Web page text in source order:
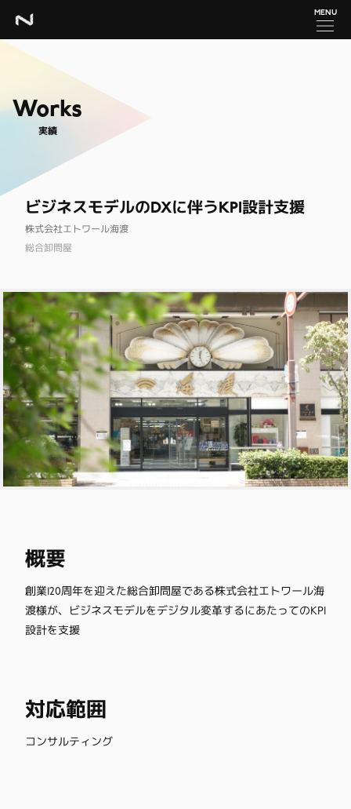
MENU
Works
実績
ビジネスモデルのDXに伴うKPI設計支援
株式会社エトワール海渡
総合卸問屋
概要
創業120周年を迎えた総合卸問屋である株式会社エトワール海
渡様が、ビジネスモデルをデジタル変革するにあたってのKPI
設計を支援
対応範囲
コンサルティング